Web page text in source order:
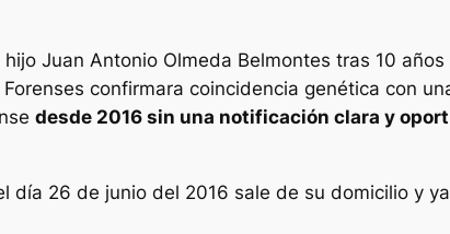
Juan Antonio Olmeda Belmontes tras 10
confirmara coincidencia genética con
desde 2016 sin una notificación clara y
día 26 de junio del 2016 sale de su domicilio y